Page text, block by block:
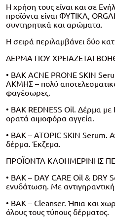
Η χρήση τους είναι και σε
προϊόντα είναι ΦΥΤΙΚΑ,
συντηρητικά και αρώματα.
Η σειρά περιλαμβάνει δύο
ΔΕΡΜΑ ΠΟΥ ΧΡΕΙΑΖΕΤΑΙ
• ΒΑΚ ACNE PRONE SKIN
ΑΚΜΗΣ – πολύ
φαγέσωρες.
• BAK REDNESS Oil. Δέρμα με
ορατά αιμοφόρα αγγεία.
• ΒΑΚ – ATOPIC SKIN Serum.
δέρμα. Έκζεμα.
ΠΡΟΪΟΝΤΑ ΚΑΘΗΜΕΡΙΝΗΣ
• BAK – DAY CARE Oil & DRY
ενυδάτωση. Με
• BAK – Cleanser. Ήπια και
όλους τους τύπους δέρματος.